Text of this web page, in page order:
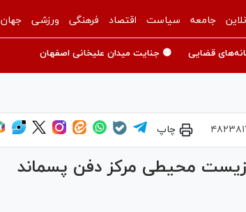
جامعه سیاست اقتصاد فرهنگی ورزشی جهان
قضایی 🟡 جنایت میدان علیخانی اصفهان
چاپ
زیست محیطی مرکز دفن پسماند